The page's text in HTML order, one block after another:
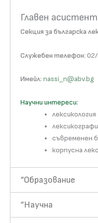
Главен асистент
Секция за българска
Служебен телефон:
Имейл: nassi_n@abv.bg
Научни интереси:
лексикология
съвременен
корпусна
“Образование
“Научна